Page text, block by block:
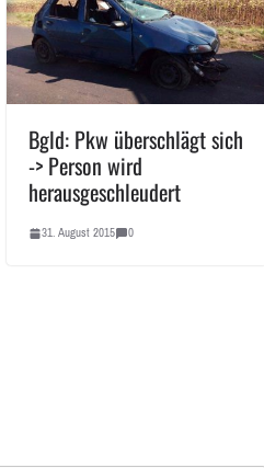
Bgld: Pkw überschlägt sich
-> Person wird
herausgeschleudert
31. August 2015 0